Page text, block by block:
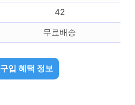
42
무료배송
구입 혜택 정보